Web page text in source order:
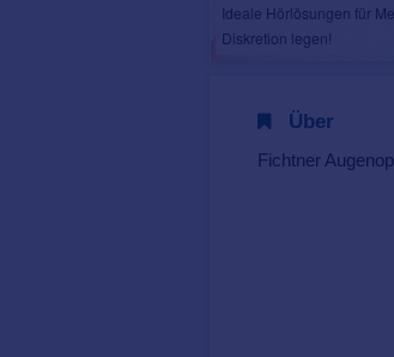
Ideale Hörlösungen für
Diskretion legen!
Über
Fichtner